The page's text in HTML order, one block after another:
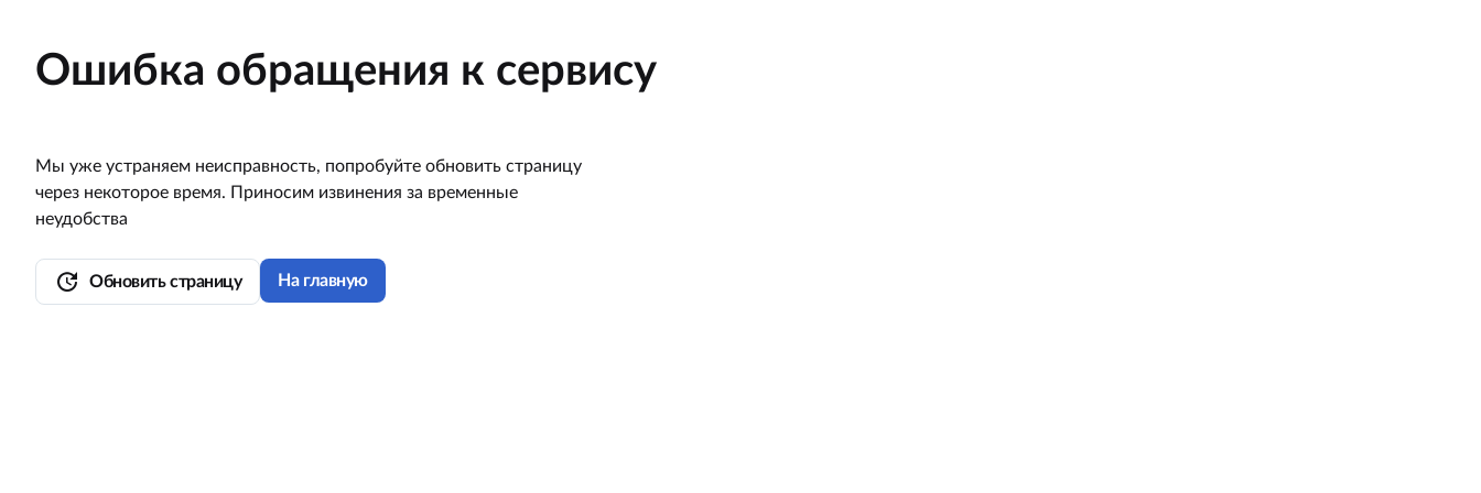
Ошибка обращения к сервису
Мы уже устраняем неисправность, попробуйте обновить страницу
через некоторое время. Приносим извинения за временные
неудобства
update Обновить страницу На главную